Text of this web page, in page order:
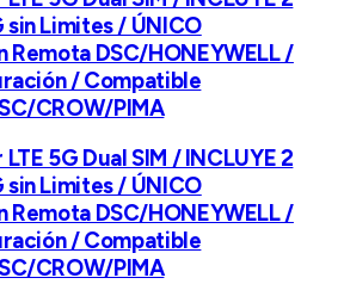
Limites / ÚNICO
Remota DSC/HONEYWELL /
/ Compatible
CROW/PIMA
5G Dual SIM / INCLUYE 2
Limites / ÚNICO
Remota DSC/HONEYWELL /
/ Compatible
CROW/PIMA